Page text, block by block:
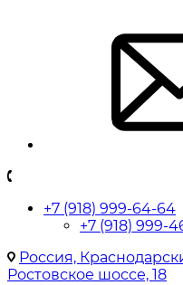
+7 (918) 999-64-64
+7 (918) 999-
Россия,
Ростовское шоссе, 18